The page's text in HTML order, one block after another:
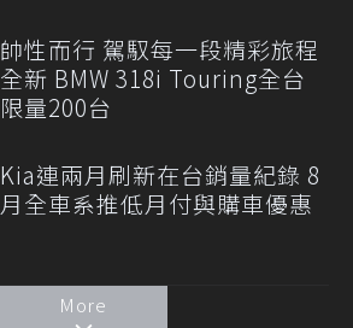
帥性而行 駕馭每一段精彩旅程
全新 BMW 318i Touring全台
限量200台
Kia連兩月刷新在台銷量紀錄 8
月全車系推低月付與購車優惠
More